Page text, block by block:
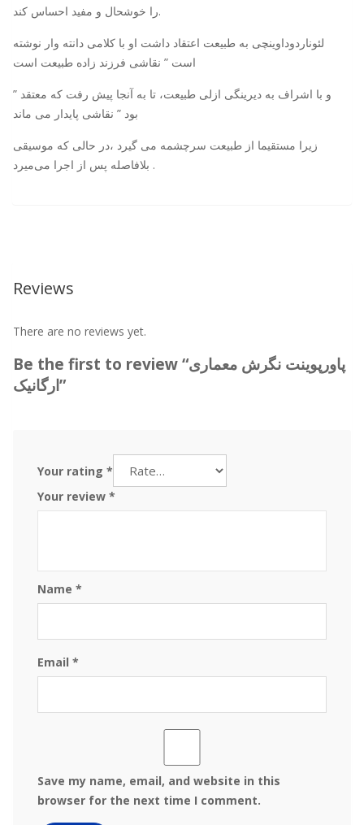
را خوشحال و مفید احساس کند.
لئوناردوداوینچی به طبیعت اعتقاد داشت او با کلامی دانته وار نوشته
است ” نقاشی فرزند زاده طبیعت است
” و با اشراف به دیرینگی ازلی طبیعت، تا به آنجا پیش رفت که معتقد
بود ” نقاشی پایدار می ماند
زیرا مستقیما از طبیعت سرچشمه می گیرد ،در حالی که موسیقی
بلافاصله پس از اجرا می‌میرد .
Reviews
There are no reviews yet.
Be the first to review “پاورپوینت نگرش معماری
ارگانیک”
Your rating *
Your review *
Name *
Email *
Save my name, email, and website in this
browser for the next time I comment.